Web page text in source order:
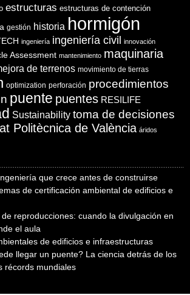
estructuras estructuras de contención
gestión historia hormigón
ingeniería ingeniería civil innovación
Assessment mantenimiento maquinaria
de terrenos movimiento de tierras
optimization perforación procedimientos
puente puentes RESILIFE
Sustainability toma de decisiones
Politècnica de València áridos
que crece antes de construirse
de certificación ambiental de edificios e
reproducciones: cuando la divulgación en
el aula
de edificios e infraestructuras
llegar un puente? La ciencia detrás de los
récords mundiales